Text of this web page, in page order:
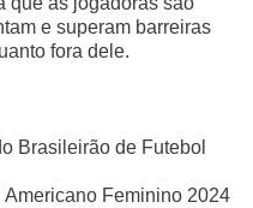
e superam barreiras
fora dele.
Brasileirão de Futebol
Feminino 2024